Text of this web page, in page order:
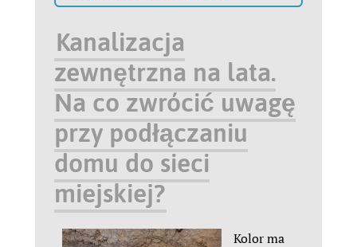
Kanalizacja
zewnętrzna na lata.
Na co zwrócić uwagę
przy podłączaniu
domu do sieci
miejskiej?
Kolor ma